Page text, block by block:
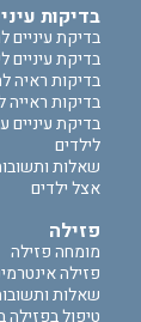
בדיקות
בדיקת עיניים
בדיקת עיניים
בדיקות ראיה
בדיקות ראייה
בדיקת עיניים
לילדים
שאלות
אצל ילדים
פזילה
מומחה פזילה
פזילה
שאלות
טיפול בפזילה